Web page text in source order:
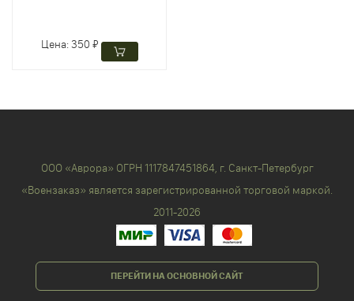
Цена:350 ₽
ООО «Аврора» ОГРН 1117847451864, г. Санкт-Петербург
«Воензаказ» является зарегистрированной торговой маркой.
2011-2026
ПЕРЕЙТИ НА ОСНОВНОЙ САЙТ